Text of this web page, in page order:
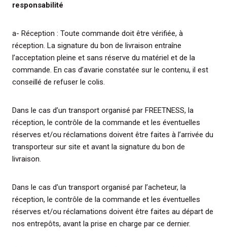
responsabilité
a- Réception : Toute commande doit être vérifiée, à
réception. La signature du bon de livraison entraîne
l’acceptation pleine et sans réserve du matériel et de la
commande. En cas d’avarie constatée sur le contenu, il est
conseillé de refuser le colis.
Dans le cas d’un transport organisé par FREETNESS, la
réception, le contrôle de la commande et les éventuelles
réserves et/ou réclamations doivent être faites à l’arrivée du
transporteur sur site et avant la signature du bon de
livraison.
Dans le cas d’un transport organisé par l’acheteur, la
réception, le contrôle de la commande et les éventuelles
réserves et/ou réclamations doivent être faites au départ de
nos entrepôts, avant la prise en charge par ce dernier.